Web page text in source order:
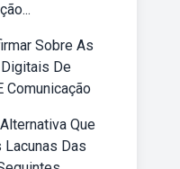
Sobre As
De
Comunicação
Que
Das